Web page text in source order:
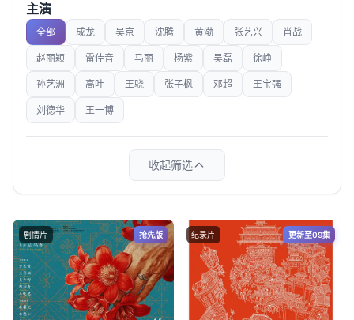
主演
全部 成龙 吴京 沈腾 黄渤 张艺兴 肖战
赵丽颖 雷佳音 马丽 杨紫 吴磊 徐峥
孙艺洲 高叶 王骁 张子枫 邓超 王宝强
刘德华 王一博
收起筛选
剧情片 抢先版 纪录片 更新至09集